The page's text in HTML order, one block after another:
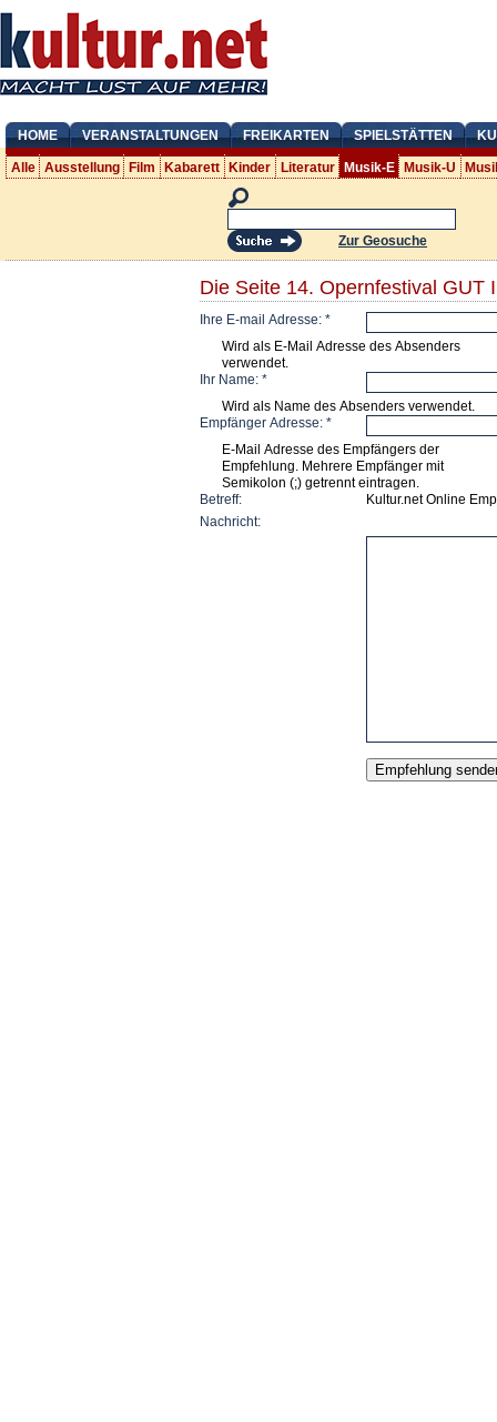
HOME VERANSTALTUNGEN FREIKARTEN SPIELSTÄTTEN
Alle Ausstellung Film Kabarett Kinder Literatur Musik-E Musik-U
Zur Geosuche
Die Seite 14. Opernfestival GUT
Ihre E-mail Adresse: *
Wird als E-Mail Adresse des Absenders
verwendet.
Ihr Name: *
Wird als Name des Absenders verwendet.
Empfänger Adresse: *
E-Mail Adresse des Empfängers der
Empfehlung. Mehrere Empfänger mit
Semikolon (;) getrennt eintragen.
Betreff:
Kultur.net Online
Nachricht: